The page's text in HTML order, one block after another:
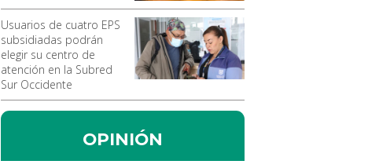
Usuarios de cuatro EPS
subsidiadas podrán
elegir su centro de
atención en la Subred
Sur Occidente
OPINIÓN